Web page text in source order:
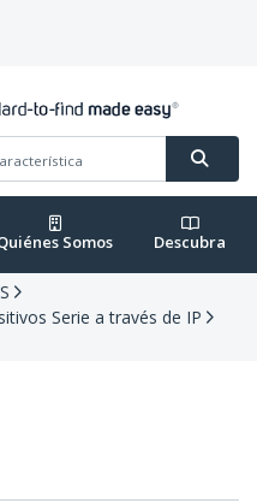
Somos Descubra
Serie a través de IP